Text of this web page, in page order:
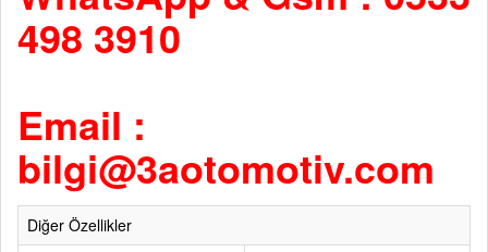
498 3910
Email :
bilgi@3aotomotiv.com
Diğer Özellikler